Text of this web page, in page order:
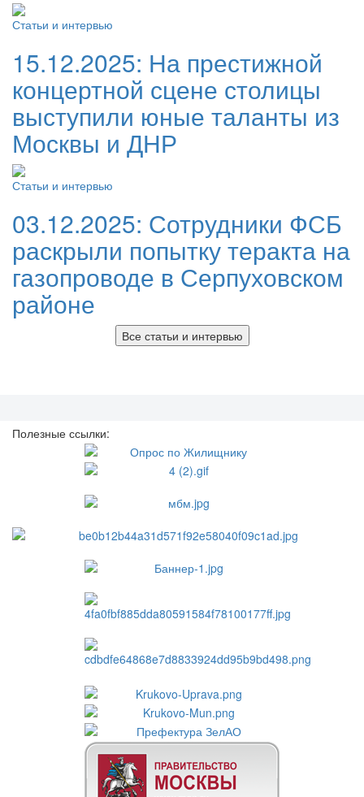
Статьи и интервью
15.12.2025: На престижной
концертной сцене столицы
выступили юные таланты из
Москвы и ДНР
Статьи и интервью
03.12.2025: Сотрудники ФСБ
раскрыли попытку теракта на
газопроводе в Серпуховском
районе
Все статьи и интервью
Полезные ссылки: